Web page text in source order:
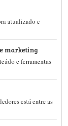
atualizado e
marketing
e ferramentas
está entre as